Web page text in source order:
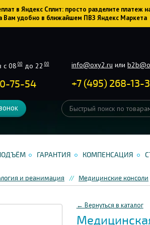
в Яндекс Сплит: просто разделите платеж
Вам удобно в ближайшем ПВЗ Яндекс Маркета
с 08 00до 22 00
75-54
info@oxy2.ru или
+7 (495) 268-13-
ГАРАНТИЯ КОМПЕНСАЦИЯ
и реанимация Медицинские консоли
← Вернуться в каталог